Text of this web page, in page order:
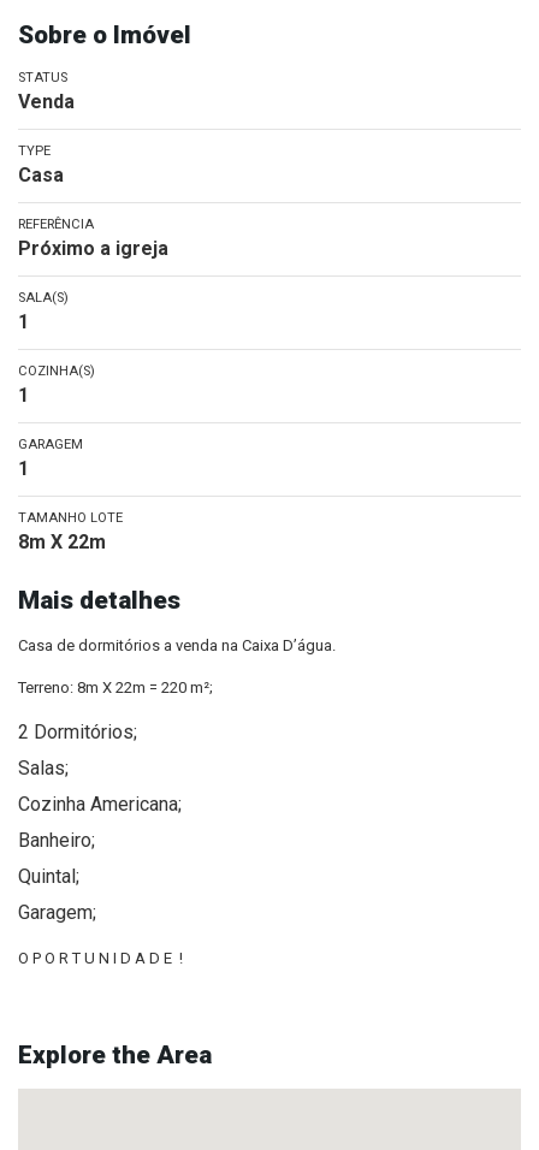
Sobre o Imóvel
STATUS
Venda
TYPE
Casa
REFERÊNCIA
Próximo a igreja
SALA(S)
1
COZINHA(S)
1
GARAGEM
1
TAMANHO LOTE
8m X 22m
Mais detalhes
Casa de dormitórios a venda na Caixa D’água.
Terreno: 8m X 22m = 220 m²;
2 Dormitórios;
Salas;
Cozinha Americana;
Banheiro;
Quintal;
Garagem;
O P O R T U N I D A D E !
Explore the Area